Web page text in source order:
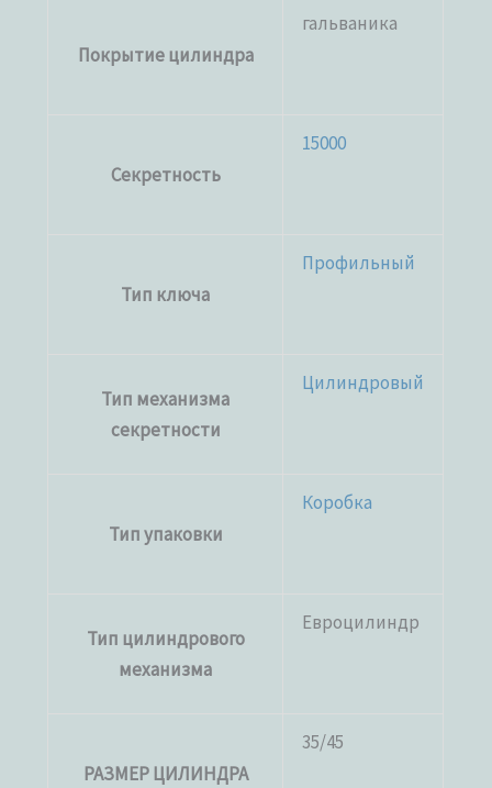
Покрытие цилиндра
гальваника
Секретность
15000
Тип ключа
Профильный
Тип механизма
секретности
Цилиндровый
Тип упаковки
Коробка
Тип цилиндрового
механизма
Евроцилиндр
РАЗМЕР ЦИЛИНДРА
35/45